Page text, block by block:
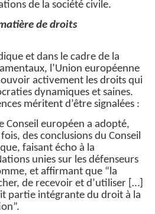
de la société civile.
de droits
et dans le cadre de la
l’Union européenne
activement les droits qui
dynamiques et saines.
méritent d’être signalées :
Conseil européen a adopté,
des conclusions du Conseil
faisant écho à la
unies sur les défenseurs
et affirmant que “la
de recevoir et d’utiliser […]
partie intégrante du droit à la